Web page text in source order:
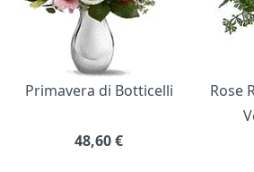
Primavera di Botticelli
48,60€
Rose